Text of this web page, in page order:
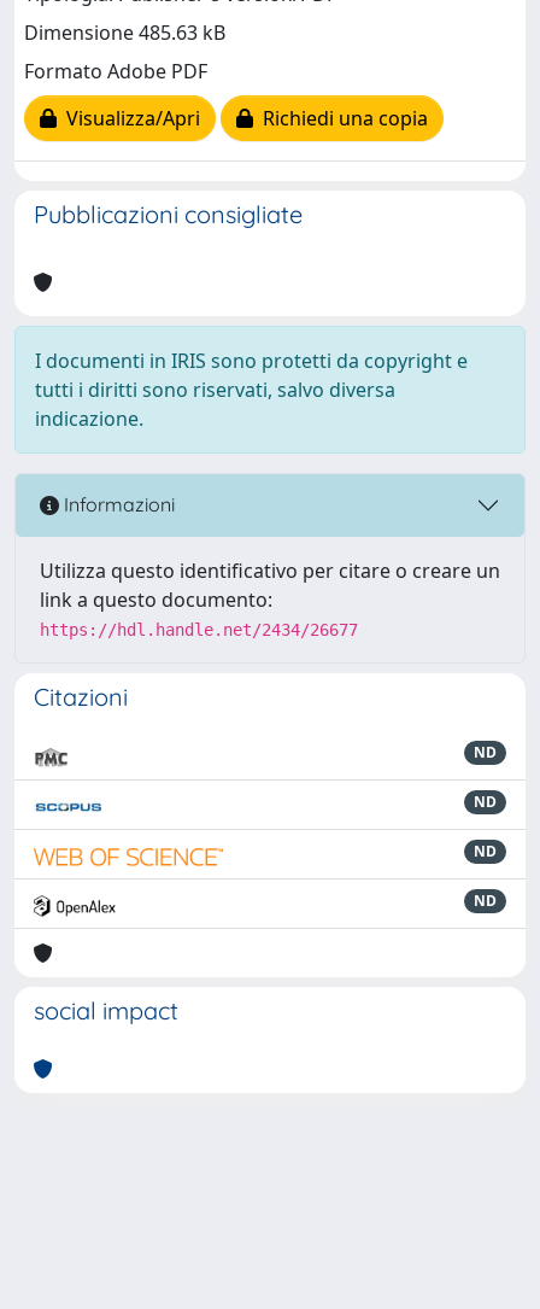
Dimensione 485.63 kB
Formato Adobe PDF
Visualizza/Apri
Richiedi una copia
Pubblicazioni consigliate
I documenti in IRIS sono protetti da copyright e
tutti i diritti sono riservati, salvo diversa
indicazione.
Informazioni
Utilizza questo identificativo per citare o creare un
link a questo documento:
https://hdl.handle.net/2434/26677
Citazioni
ND
ND
ND
ND
social impact